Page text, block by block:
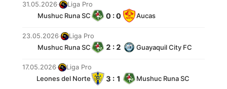
31.05.2026· Liga Pro
Mushuc Runa SC 0 : 0 Aucas
23.05.2026· Liga Pro
Mushuc Runa SC 2 : 2 Guayaquil City FC
17.05.2026· Liga Pro
Leones del Norte 3 : 1 Mushuc Runa SC